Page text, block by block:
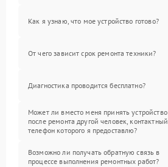
Как я узнаю, что мое устройство готово?
От чего зависит срок ремонта техники?
Диагностика проводится бесплатно?
Может ли вместо меня принять устройство
после ремонта другой человек, контактный
телефон которого я предоставлю?
Возможно ли получать обратную связь в
процессе выполнения ремонтных работ?